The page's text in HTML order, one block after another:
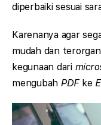
diperbaiki sesuai
Karenanya agar
mudah dan
kegunaan dari
mengubah PDFke